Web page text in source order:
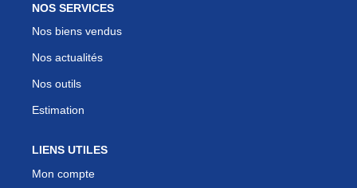
NOS SERVICES
Nos biens vendus
Nos actualités
Nos outils
Estimation
LIENS UTILES
Mon compte